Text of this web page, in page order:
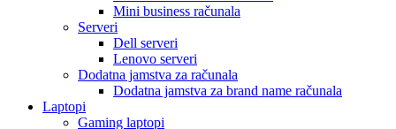
Mini business računala
Serveri
Dell serveri
Lenovo serveri
Dodatna jamstva za računala
Dodatna jamstva za brand name računala
Laptopi
Gaming laptopi